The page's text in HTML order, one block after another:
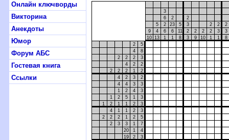
Онлайн ключворды
Викторина
Анекдоты
Юмор
Форум АБС
Гостевая книга
Ссылки
3
6
2
2
5
2 23 5 3 2 2
2
9
4 6 6 11 2 2 2 2 3
3
10 13 1 1 8 3 9 10 1 1
8
2
5
4
8
2
2 2
3
4
2
2
2
2 2 1
2
4
2 3
2
4
4 3
3
1
2 4
3
1
2 5 1
3
1
2 1 1 2
3
4
1 1 2
3
2
2 2 1 2
5
2
3 3 1
7
20
1
4
19
2
3